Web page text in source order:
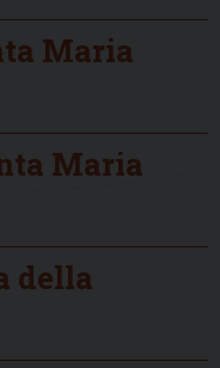
Maria
Maria
della